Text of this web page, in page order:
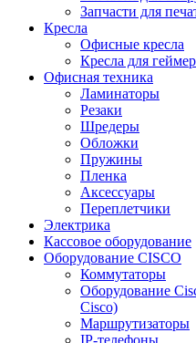
Запчасти для
Кресла
Офисные кресла
Кресла для
Офисная техника
Ламинаторы
Резаки
Шредеры
Обложки
Пружины
Пленка
Аксессуары
Переплетчики
Электрика
Кассовое оборудование
Оборудование CISCO
Коммутаторы
Оборудование
Cisco)
Маршрутизаторы